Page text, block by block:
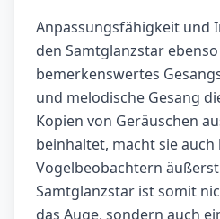
Anpassungsfähigkeit und
den Samtglanzstar
bemerkenswertes
und melodische Gesang
Kopien von Geräuschen
beinhaltet, macht sie auch
Vogelbeobachtern
Samtglanzstar ist somit
das Auge, sondern auch